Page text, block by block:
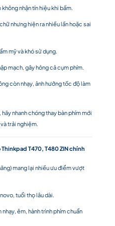
nhận tín hiệu khi bấm.
nhưng hiện ra nhiều lần hoặc sai
mỹ và khó sử dụng.
mạch, gây hỏng cả cụm phím.
còn nhạy, ảnh hưởng tốc độ làm
nhanh chóng thay bàn phím mới
trải nghiệm.
T470, T480 ZIN chính
mang lại nhiều ưu điểm vượt
tuổi thọ lâu dài.
nhạy, êm, hành trình phím chuẩn